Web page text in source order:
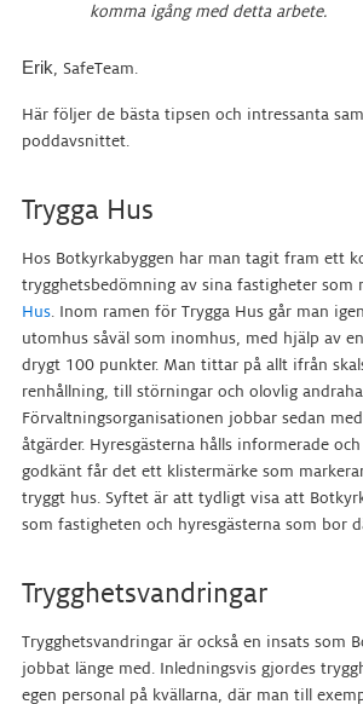
komma igång med detta arbete.
Erik, SafeTeam.
Här följer de bästa tipsen och intressanta
poddavsnittet.
Trygga Hus
Hos Botkyrkabyggen har man tagit fram ett
trygghetsbedömning av sina fastigheter som
Hus. Inom ramen för Trygga Hus går man
utomhus såväl som inomhus, med hjälp av
drygt 100 punkter. Man tittar på allt ifrån
renhållning, till störningar och olovlig
Förvaltningsorganisationen jobbar sedan
åtgärder. Hyresgästerna hålls informerade
godkänt får det ett klistermärke som
tryggt hus. Syftet är att tydligt visa att
som fastigheten och hyresgästerna som bor
Trygghetsvandringar
Trygghetsvandringar är också en insats som
jobbat länge med. Inledningsvis gjordes
egen personal på kvällarna, där man till